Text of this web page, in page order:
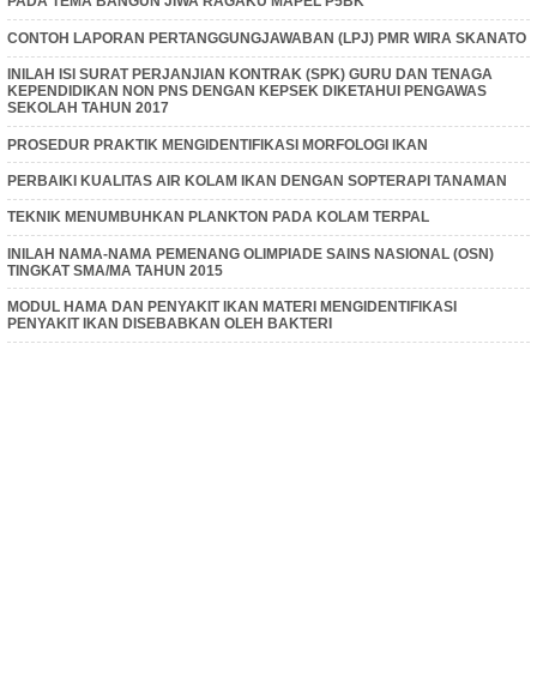
CONTOH LAPORAN PERTANGGUNGJAWABAN (LPJ) PMR WIRA SKANATO
INILAH ISI SURAT PERJANJIAN KONTRAK (SPK) GURU DAN TENAGA
KEPENDIDIKAN NON PNS DENGAN KEPSEK DIKETAHUI PENGAWAS
SEKOLAH TAHUN 2017
PROSEDUR PRAKTIK MENGIDENTIFIKASI MORFOLOGI IKAN
PERBAIKI KUALITAS AIR KOLAM IKAN DENGAN SOPTERAPI TANAMAN
TEKNIK MENUMBUHKAN PLANKTON PADA KOLAM TERPAL
INILAH NAMA-NAMA PEMENANG OLIMPIADE SAINS NASIONAL (OSN)
TINGKAT SMA/MA TAHUN 2015
MODUL HAMA DAN PENYAKIT IKAN MATERI MENGIDENTIFIKASI
PENYAKIT IKAN DISEBABKAN OLEH BAKTERI